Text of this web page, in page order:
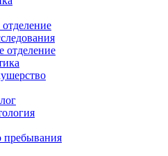
отделение
пребывания